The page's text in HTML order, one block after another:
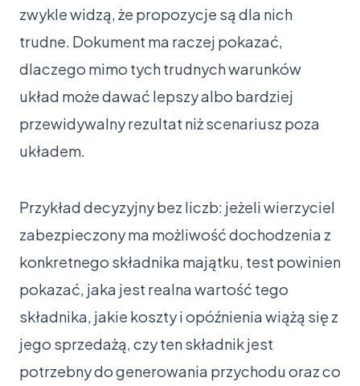
zwykle widzą, że propozycje są dla nich
trudne. Dokument ma raczej pokazać,
dlaczego mimo tych trudnych warunków
układ może dawać lepszy albo bardziej
przewidywalny rezultat niż scenariusz poza
układem.
Przykład decyzyjny bez liczb: jeżeli wierzyciel
zabezpieczony ma możliwość dochodzenia z
konkretnego składnika majątku, test powinien
pokazać, jaka jest realna wartość tego
składnika, jakie koszty i opóźnienia wiążą się z
jego sprzedażą, czy ten składnik jest
potrzebny do generowania przychodu oraz co